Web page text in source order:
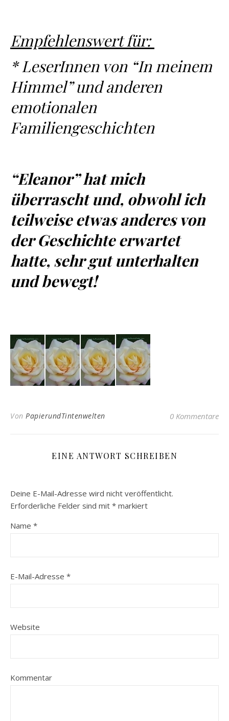
Empfehlenswert für:
* LeserInnen von “In meinem
Himmel” und anderen
emotionalen
Familiengeschichten
“Eleanor” hat mich
überrascht und, obwohl ich
teilweise etwas anderes von
der Geschichte erwartet
hatte, sehr gut unterhalten
und bewegt!
Von PapierundTintenwelten 0 Kommentare
EINE ANTWORT SCHREIBEN
Deine E-Mail-Adresse wird nicht veröffentlicht.
Erforderliche Felder sind mit * markiert
Name *
E-Mail-Adresse *
Website
Kommentar